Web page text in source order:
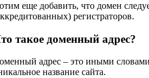
еще добавить, что домен
регистраторов.
такое доменный адрес?
адрес – это иными словами
название сайта.